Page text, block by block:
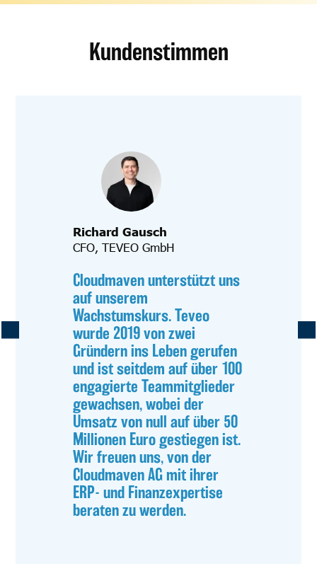
Kundenstimmen
Richard Gausch
CFO, TEVEO GmbH
Cloudmaven unterstützt uns
auf unserem
Wachstumskurs. Teveo
wurde 2019 von zwei
Gründern ins Leben gerufen
und ist seitdem auf über 100
engagierte Teammitglieder
gewachsen, wobei der
Umsatz von null auf über 50
Millionen Euro gestiegen ist.
Wir freuen uns, von der
Cloudmaven AG mit ihrer
ERP- und Finanzexpertise
beraten zu werden.